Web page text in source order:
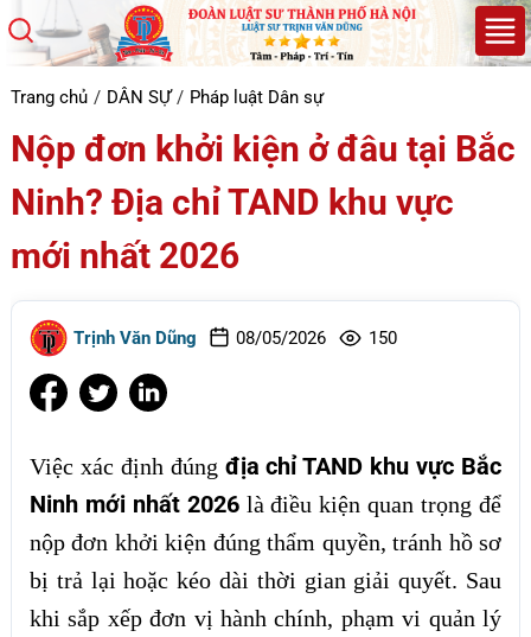
Trang chủ DÂN SỰ Pháp luật Dân sự
Nộp đơn khởi kiện ở đâu tại Bắc
Ninh? Địa chỉ TAND khu vực
mới nhất 2026
Trịnh Văn Dũng 08/05/2026 150
Việc xác định đúng địa chỉ TAND khu vực Bắc
Ninh mới nhất 2026là điều kiện quan trọng để
nộp đơn khởi kiện đúng thẩm quyền, tránh hồ sơ
bị trả lại hoặc kéo dài thời gian giải quyết. Sau
khi sắp xếp đơn vị hành chính, phạm vi quản lý